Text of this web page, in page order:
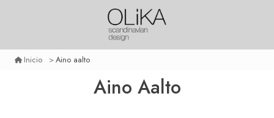
Inicio Aino aalto
Aino Aalto